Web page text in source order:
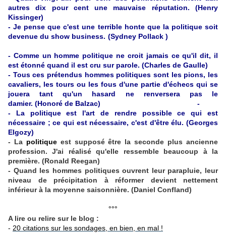
autres dix pour cent une mauvaise réputation. (Henry
Kissinger)
- Je pense que c'est une terrible honte que la politique soit
devenue du show business. (Sydney Pollack)
- Comme un homme politique ne croit jamais ce qu'il dit, il
est étonné quand il est cru sur parole. (Charles de Gaulle)
- Tous ces prétendus hommes politiques sont les pions, les
cavaliers, les tours ou les fous d'une partie d'échecs qui se
jouera tant qu'un hasard ne renversera pas le
damier. (Honoré de Balzac) -
- La politique est l'art de rendre possible ce qui est
nécessaire ; ce qui est nécessaire, c'est d'être élu. (Georges
Elgozy)
- La politique est supposé être la seconde plus ancienne
profession. J'ai réalisé qu'elle ressemble beaucoup à la
première. (Ronald Reegan)
- Quand les hommes politiques ouvrent leur parapluie, leur
niveau de précipitation à réformer devient nettement
inférieur à la moyenne saisonnière. (Daniel Confland)
°°°
A lire ou relire sur le blog :
- 20 citations sur les sondages, en bien, en mal !